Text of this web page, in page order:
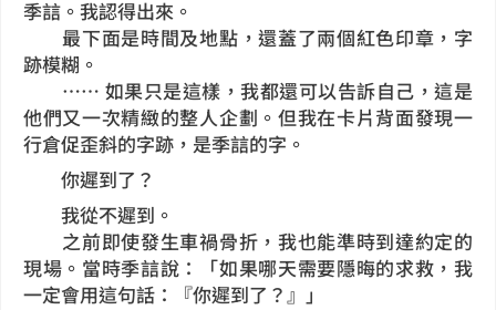
季誩。我認得出來。
最下面是時間及地點，還蓋了兩個紅色印章，字
跡模糊。
…… 如果只是這樣，我都還可以告訴自己，這是
他們又一次精緻的整人企劃。但我在卡片背面發現一
行倉促歪斜的字跡，是季誩的字。
你遲到了？
我從不遲到。
之前即使發生車禍骨折，我也能準時到達約定的
現場。當時季誩說：「如果哪天需要隱晦的求救，我
一定會用這句話：『你遲到了？』」